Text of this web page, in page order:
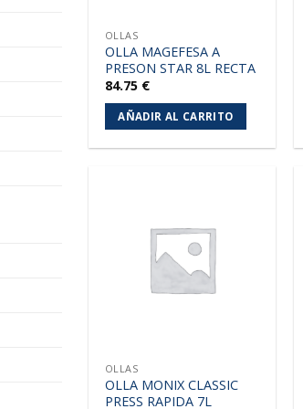
OLLAS
OLLA MAGEFESA A
PRESON STAR 8L RECTA
84.75 €
AÑADIR AL CARRITO
OLLAS
OLLA MONIX CLASSIC
PRESS RAPIDA 7L